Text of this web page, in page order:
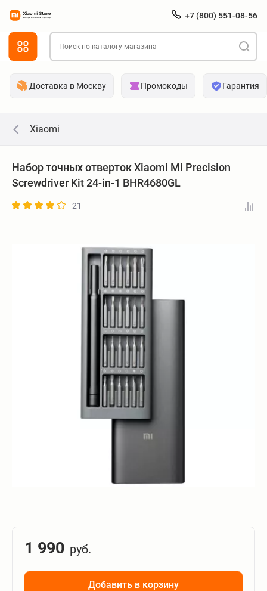
+7 (800) 551-08-56
Доставка в Москву Промокоды Гарантия
Xiaomi
Набор точных отверток Xiaomi Mi Precision
Screwdriver Kit 24-in-1 BHR4680GL
21
1 990 руб.
Добавить в корзину